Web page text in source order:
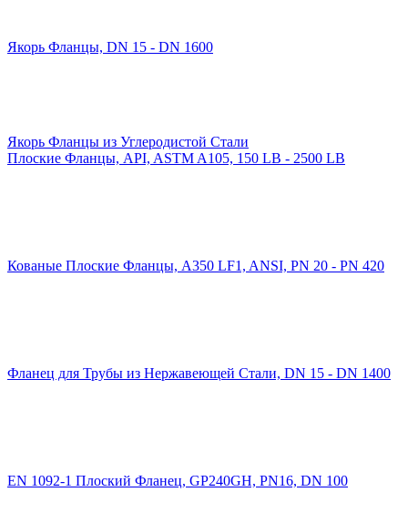
Якорь Фланцы, DN 15 - DN 1600
Якорь Фланцы из Углеродистой Стали
Плоские Фланцы, API, ASTM A105, 150 LB - 2500 LB
Кованые Плоские Фланцы, A350 LF1, ANSI, PN 20 - PN 420
Фланец для Трубы из Нержавеющей Стали, DN 15 - DN 1400
EN 1092-1 Плоский Фланец, GP240GH, PN16, DN 100